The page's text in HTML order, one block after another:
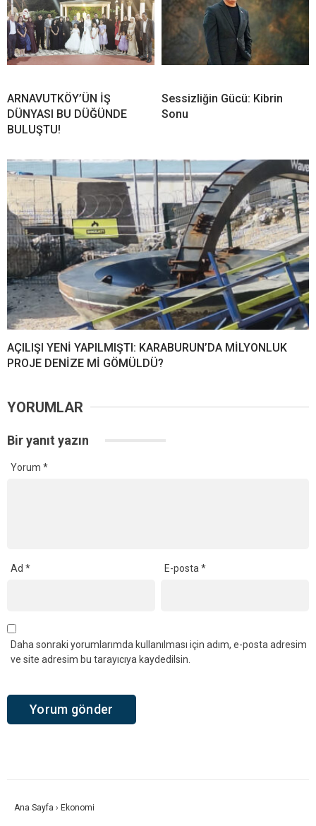
ARNAVUTKÖY’ÜN İŞ
DÜNYASI BU DÜĞÜNDE
BULUŞTU!
Sessizliğin Gücü: Kibrin
Sonu
AÇILIŞI YENİ YAPILMIŞTI: KARABURUN’DA MİLYONLUK
PROJE DENİZE Mİ GÖMÜLDÜ?
YORUMLAR
Bir yanıt yazın
Yorum *
Ad * E-posta*
Daha sonraki yorumlarımda kullanılması için adım, e-posta adresim
ve site adresim bu tarayıcıya kaydedilsin.
Ana Sayfa › Ekonomi